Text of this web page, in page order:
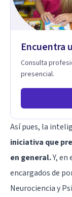
Encuentra
Consulta
presencial.
Así pues, la
iniciativa que
en general.Y,
encargados de
Neurociencia y